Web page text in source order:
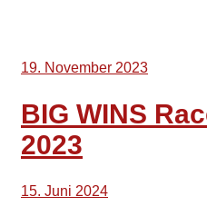
19. November 2023
BIG WINS
2023
15. Juni 2024